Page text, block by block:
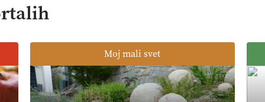
Moj mali svet